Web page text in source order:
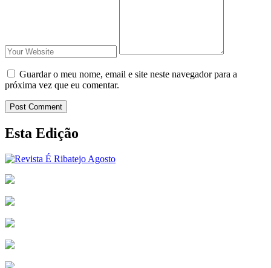
Guardar o meu nome, email e site neste navegador para a
próxima vez que eu comentar.
Post Comment
Esta Edição